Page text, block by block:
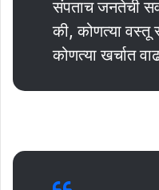
संपताच जनतेची
की, कोणत्या वस्तू
कोणत्या खर्चात